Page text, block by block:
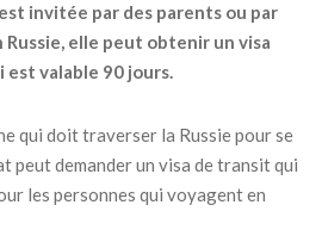
invitée par des parents ou par
Russie, elle peut obtenir un visa
est valable 90 jours.
qui doit traverser la Russie pour se
peut demander un visa de transit qui
les personnes qui voyagent en